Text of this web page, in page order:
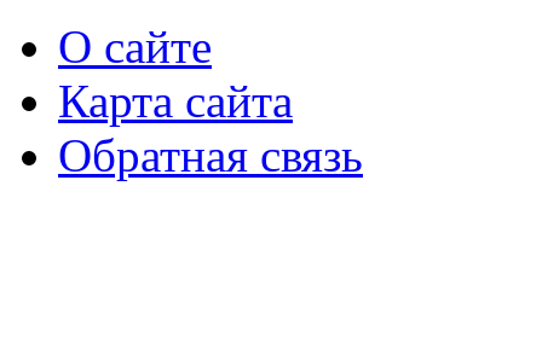
О сайте
Карта сайта
Обратная связь